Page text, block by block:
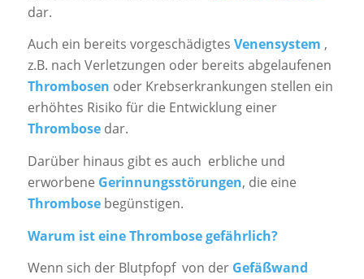
dar.
Auch ein bereits vorgeschädigtes Venensystem ,
z.B. nach Verletzungen oder bereits abgelaufenen
Thrombosen oder Krebserkrankungen stellen ein
erhöhtes Risiko für die Entwicklung einer
Thrombosedar.
Darüber hinaus gibt es auch erbliche und
erworbene Gerinnungsstörungen, die eine
Thrombosebegünstigen.
Warum ist eine Thrombose gefährlich?
Wenn sich der Blutpfopf von der Gefäßwand